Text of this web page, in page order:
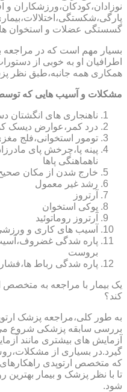
نوزادان،کودکان،ورزشکاران و
گسستگی عضلات و استخوان ها
بسیار مهم است که در مراجعه
اطرافیان او به خوبی از
همکاری همه جانبه،طبق نظر
مشکلات و آسیب هایی که
ناهنجاری های انگشتان
درد کمر،عوارض دیسک
تومور استخوانی،فلج
پینه پا،چرخش پای
ناهماهنگی پاها
خارج شدن از مکان
رشد غیر معمول
آرتروز
پوکی استخوان
آرتروز روماتوئید
آسیب های کاری و
پاره شدگی
بروست
پاره شدگی رباط
یک بیمار با مراجعه به متخصص
کند؟
به طور کلی،مراجعه پزشک
بررسی سابقه پزشکی شروع
آزمایش های بیشتری مانند
گیرد.در بسیاری از
که متخصص ارتوپدی راهکارهای
تا با نظر پزشک و بیمار بهترین
شود.